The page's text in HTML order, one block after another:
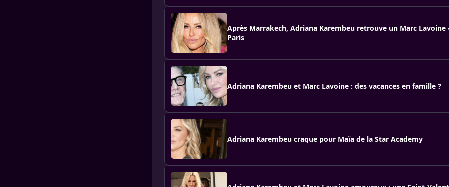
Après Marrakech, Adriana Karembeu retrouve un Marc
Paris
Adriana Karembeu et Marc Lavoine : des vacances en famille ?
Adriana Karembeu craque pour Maïa de la Star Academy